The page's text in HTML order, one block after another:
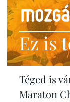
Ez is
Téged is
Maraton